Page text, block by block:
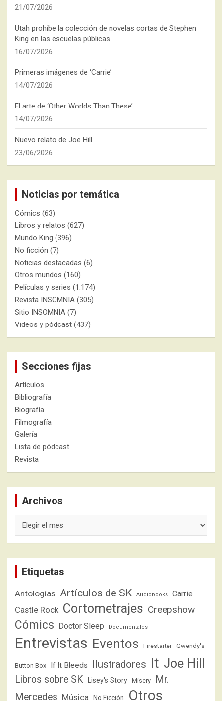
21/07/2026
Utah prohíbe la colección de novelas cortas de Stephen
King en las escuelas públicas
16/07/2026
Primeras imágenes de ‘Carrie’
14/07/2026
El arte de ‘Other Worlds Than These’
14/07/2026
Nuevo relato de Joe Hill
23/06/2026
Noticias por temática
Cómics (63)
Libros y relatos (627)
Mundo King (396)
No ficción (7)
Noticias destacadas (6)
Otros mundos (160)
Películas y series (1.174)
Revista INSOMNIA (305)
Sitio INSOMNIA (7)
Videos y pódcast (437)
Secciones fijas
Artículos
Bibliografía
Biografía
Filmografía
Galería
Lista de pódcast
Revista
Archivos
Etiquetas
Antologías Artículos de SK Audiobooks Carrie
Castle Rock Cortometrajes Creepshow
Cómics Doctor Sleep Documentales
Entrevistas Eventos Firestarter Gwendy's
Button Box If It Bleeds Ilustradores It Joe Hill
Libros sobre SK Lisey's Story Misery
Mr.
Mercedes Música No Ficción Otros